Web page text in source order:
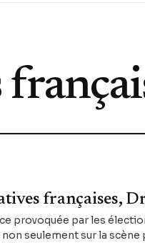
françaises,
provoquée par les
seulement sur la